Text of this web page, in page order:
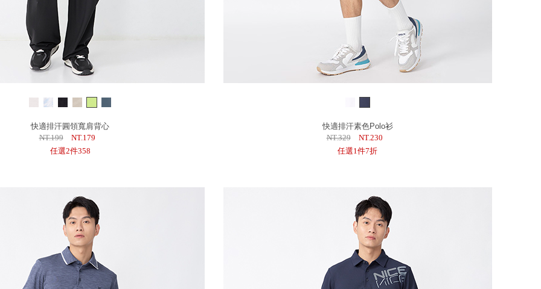
快適排汗圓領寬肩背心
NT.199
NT.179
任選2件358
快適排汗素色Polo衫
NT.329
NT.230
任選1件7折